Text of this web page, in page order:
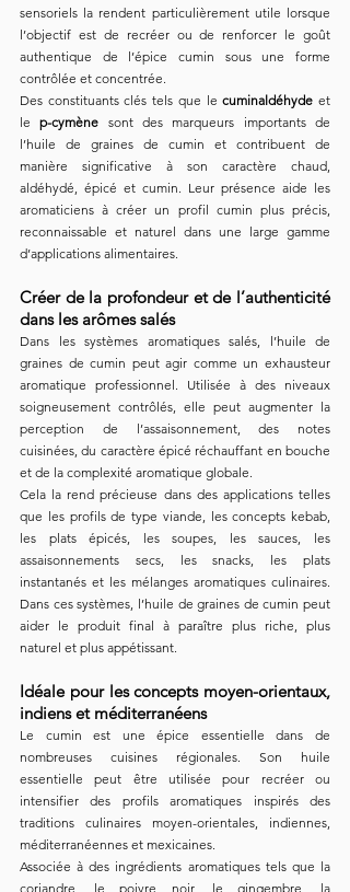
sensoriels la rendent particulièrement utile lorsque
l’objectif est de recréer ou de renforcer le goût
authentique de l’épice cumin sous une forme
contrôlée et concentrée.
Des constituants clés tels que le cuminaldéhyde et
le p-cymène sont des marqueurs importants de
l’huile de graines de cumin et contribuent de
manière significative à son caractère chaud,
aldéhydé, épicé et cumin. Leur présence aide les
aromaticiens à créer un profil cumin plus précis,
reconnaissable et naturel dans une large gamme
d’applications alimentaires.
Créer de la profondeur et de l’authenticité
dans les arômes salés
Dans les systèmes aromatiques salés, l’huile de
graines de cumin peut agir comme un exhausteur
aromatique professionnel. Utilisée à des niveaux
soigneusement contrôlés, elle peut augmenter la
perception de l’assaisonnement, des notes
cuisinées, du caractère épicé réchauffant en bouche
et de la complexité aromatique globale.
Cela la rend précieuse dans des applications telles
que les profils de type viande, les concepts kebab,
les plats épicés, les soupes, les sauces, les
assaisonnements secs, les snacks, les plats
instantanés et les mélanges aromatiques culinaires.
Dans ces systèmes, l’huile de graines de cumin peut
aider le produit final à paraître plus riche, plus
naturel et plus appétissant.
Idéale pour les concepts moyen-orientaux,
indiens et méditerranéens
Le cumin est une épice essentielle dans de
nombreuses cuisines régionales. Son huile
essentielle peut être utilisée pour recréer ou
intensifier des profils aromatiques inspirés des
traditions culinaires moyen-orientales, indiennes,
méditerranéennes et mexicaines.
Associée à des ingrédients aromatiques tels que la
coriandre, le poivre noir, le gingembre, la